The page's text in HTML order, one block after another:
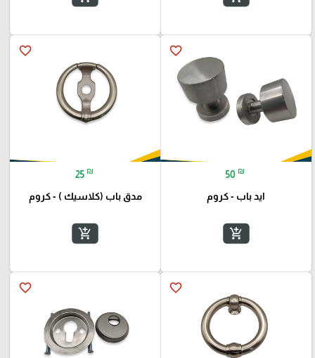
favorite_border
50 ₪
ايد باب - كروم
add_shopping_cart
favorite_border
25 ₪
مدق باب (كلاسيك ) - كروم
add_shopping_cart
favorite_border
favorite_border